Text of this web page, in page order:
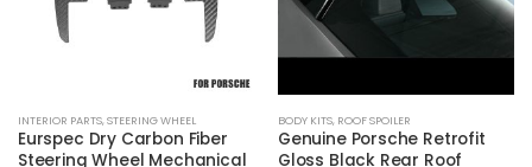
INTERIOR PARTS,STEERING WHEEL
Eurspec Dry Carbon Fiber
Steering Wheel Mechanical
BODY KITS, ROOF SPOILER
Genuine Porsche Retrofit
Gloss Black Rear Roof